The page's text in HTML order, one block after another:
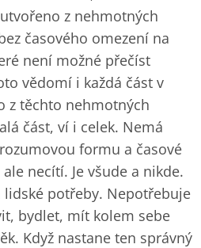
z nehmotných
časového omezení na
není možné přečíst
vědomí i každá část v
z těchto nehmotných
část, ví i celek. Nemá
formu a časové
necítí. Je všude a nikde.
potřeby. Nepotřebuje
bydlet, mít kolem sebe
Když nastane ten správný